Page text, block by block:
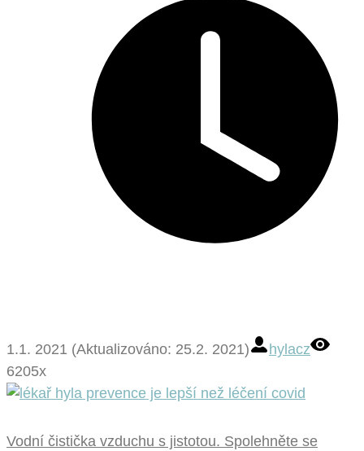
1.1. 2021 (Aktualizováno: 25.2. 2021)
hylacz
6205x
Vodní čistička vzduchu s jistotou. Spolehněte se